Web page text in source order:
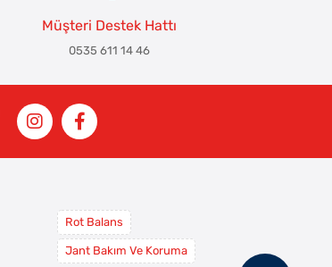
Müşteri Destek Hattı
0535 611 14 46
Rot Balans
Jant Bakım Ve Koruma